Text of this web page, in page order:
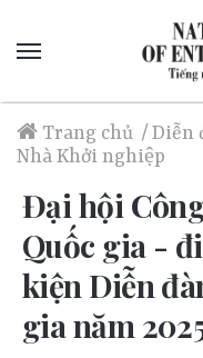
Trang chủ / Diễn
Nhà Khởi nghiệp
Đại hội
Quốc gia -
kiện Diễn
gia năm